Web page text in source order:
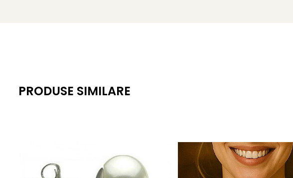
Închizătoare: aur galben de 14K (aur 585)
este un brand european de bijuterii premium, cu marcă
Adaugă o notă poetică ținutei tale.
Acest colier se potrivește minunat cu o
PRODUSE SIMILARE